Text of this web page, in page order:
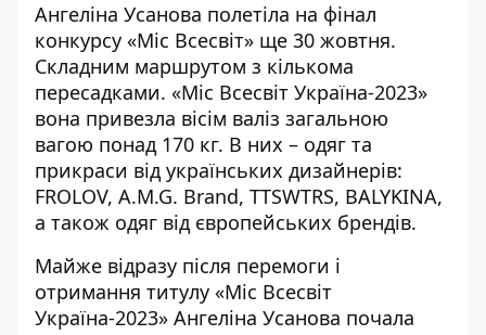
Ангеліна Усанова полетіла на фінал
конкурсу «Міс Всесвіт» ще 30 жовтня.
Складним маршрутом з кількома
пересадками. «Міс Всесвіт Україна-2023»
вона привезла вісім валіз загальною
вагою понад 170 кг. В них – одяг та
прикраси від українських дизайнерів:
FROLOV, A.M.G. Brand, TTSWTRS, BALYKINA,
а також одяг від європейських брендів.
Майже відразу після перемоги і
отримання титулу «Міс Всесвіт
Україна-2023» Ангеліна Усанова почала